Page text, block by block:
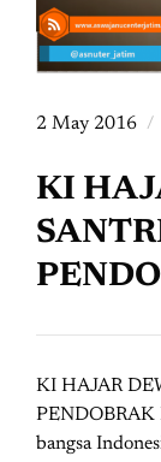
2 May 2016
KI
KI HAJAR
PENDOBRAK
bangsa